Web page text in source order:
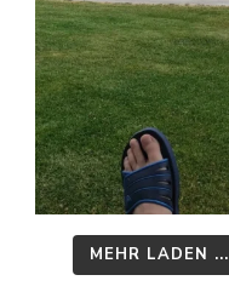
MEHR LADEN ...